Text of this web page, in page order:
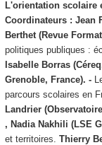
L'orientation scolaire
Coordinateurs : Jean
Berthet (Revue
politiques publiques :
Isabelle Borras
Grenoble, France). -
parcours scolaires en
Landrier
, Nadia Nakhili (LSE
et territoires. Thierry